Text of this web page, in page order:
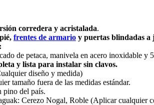
corredera y acristalada.
frentes de armario y puertas blindadas a
de petaca, manivela en acero inoxidable y
y lista para instalar sin clavos.
diseño y medida)
tamaño fuera de las medidas estándar.
pino del país.
Cerezo Nogal, Roble (Aplicar cualquier